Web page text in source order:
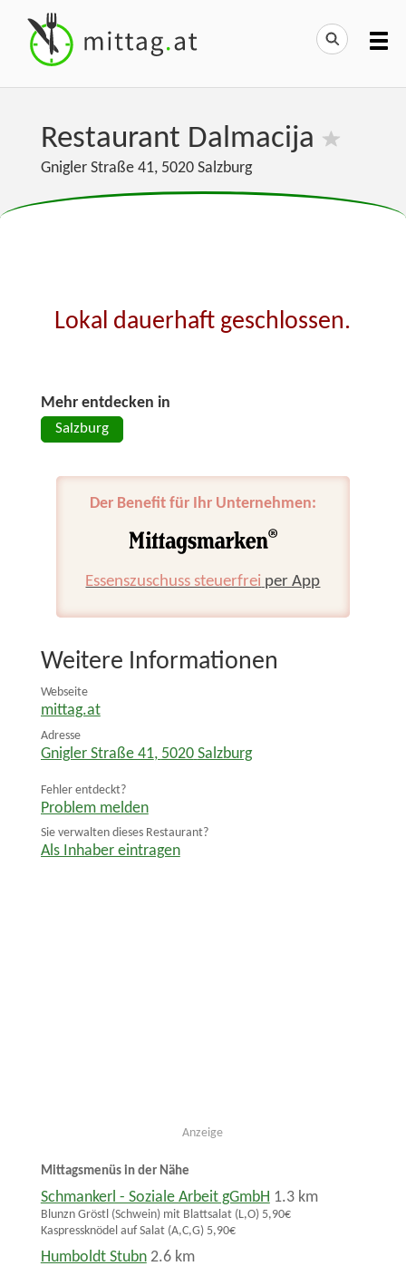
Restaurant Dalmacija
Gnigler Straße 41, 5020 Salzburg
Lokal dauerhaft geschlossen.
Mehr entdecken in
Salzburg
Der Benefit für Ihr Unternehmen:
Essenszuschuss steuerfrei per App
Weitere Informationen
Webseite
mittag.at
Adresse
Gnigler Straße 41, 5020 Salzburg
Fehler entdeckt?
Problem melden
Sie verwalten dieses Restaurant?
Als Inhaber eintragen
Anzeige
Mittagsmenüs in der Nähe
Schmankerl - Soziale Arbeit gGmbH 1.3 km
Blunzn Gröstl (Schwein) mit Blattsalat (L,O) 5,90€
Kaspressknödel auf Salat (A,C,G) 5,90€
Humboldt Stubn 2.6 km